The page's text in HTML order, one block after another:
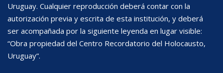
Uruguay. Cualquier reproducción deberá contar con la
autorización previa y escrita de esta institución, y deberá
ser acompañada por la siguiente leyenda en lugar visible:
“Obra propiedad del Centro Recordatorio del Holocausto,
Uruguay”.